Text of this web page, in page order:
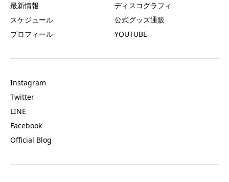
最新情報
スケジュール
プロフィール
ディスコグラフィ
公式グッズ通販
YOUTUBE
Instagram
Twitter
LINE
Facebook
Official Blog